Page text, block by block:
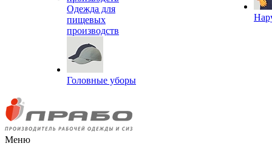
Одежда для
пищевых
производств
Головные уборы
Меню